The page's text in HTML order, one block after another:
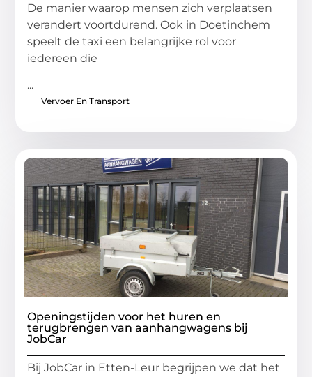
De manier waarop mensen zich verplaatsen
verandert voortdurend. Ook in Doetinchem
speelt de taxi een belangrijke rol voor
iedereen die
...
Vervoer En Transport
Openingstijden voor het huren en
terugbrengen van aanhangwagens bij
JobCar
Bij JobCar in Etten-Leur begrijpen we dat het